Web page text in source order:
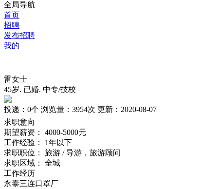
全局导航
首页
招聘
发布招聘
我的
雷女士
45岁. 已婚. 中专/技校
投递： 0个 浏览量： 3954次 更新： 2020-08-07
求职意向
期望薪资：
4000-5000元
工作经验：
1年以下
求职职位：
旅游 / 导游，旅游顾问
求职区域：
全城
工作经历
永泰三连口罩厂